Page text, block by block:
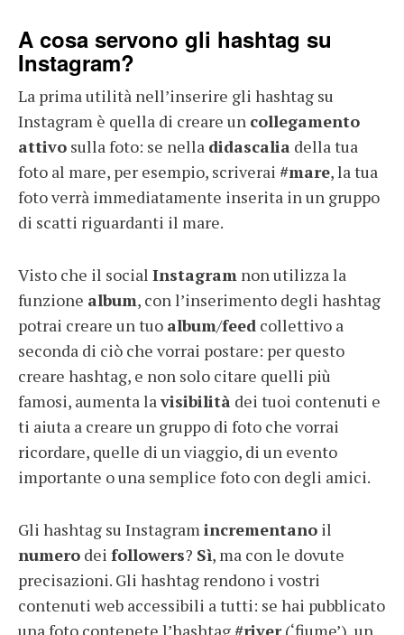
A cosa servono gli hashtag su
Instagram?
La prima utilità nell’inserire gli hashtag su
Instagram è quella di creare un collegamento
attivo sulla foto: se nella didascalia della tua
foto al mare, per esempio, scriverai #mare, la tua
foto verrà immediatamente inserita in un gruppo
di scatti riguardanti il mare.
Visto che il social Instagram non utilizza la
funzione album, con l’inserimento degli hashtag
potrai creare un tuo album/feed collettivo a
seconda di ciò che vorrai postare: per questo
creare hashtag, e non solo citare quelli più
famosi, aumenta lavisibilità dei tuoi contenuti e
ti aiuta a creare un gruppo di foto che vorrai
ricordare, quelle di un viaggio, di un evento
importante o una semplice foto con degli amici.
Gli hashtag su Instagram incrementano il
numero dei followers? Sì, ma con le dovute
precisazioni. Gli hashtag rendono i vostri
contenuti web accessibili a tutti: se hai pubblicato
una foto contenete l’hashtag #river(‘fiume’), un